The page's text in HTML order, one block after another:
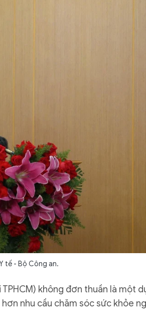
tế - Bộ Công an.
không đơn thuần là một
nhu cầu chăm sóc sức khỏe